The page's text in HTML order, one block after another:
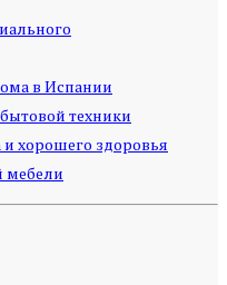
в Испании
техники
и хорошего здоровья
мебели